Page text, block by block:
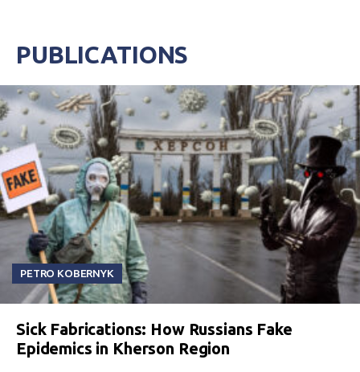
PUBLICATIONS
PETRO KOBERNYK
Sick Fabrications: How Russians Fake
Epidemics in Kherson Region